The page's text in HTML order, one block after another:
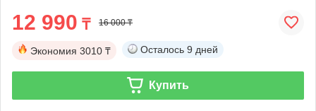
12 990 ₸ 16 000 ₸
Экономия 3010 ₸ Осталось 9 дней
Купить